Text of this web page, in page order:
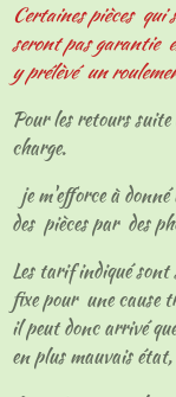
Certaines pièces qui
seront pas garantie
y prélèvé un
Pour les retours
charge.
je m'efforce à
des pièces par des
Les tarif indiqué
fixe pour une cause
il peut donc arrivé
en plus mauvais